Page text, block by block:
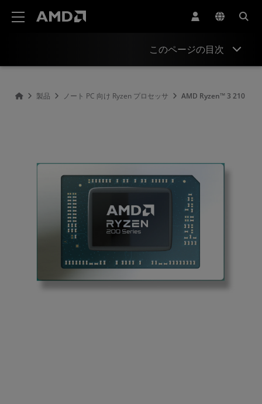
このページの目次
製品 ノート PC 向け Ryzen プロセッサ AMD Ryzen™ 3 210